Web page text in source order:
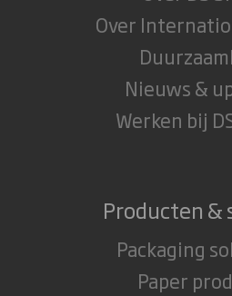
Over
Nieuws &
Werken bij
Producten &
Packaging
Paper